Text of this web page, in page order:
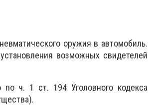
оружия в автомобиль.
возможных свидетелей
по ч. 1 ст. 194 Уголовного кодекса